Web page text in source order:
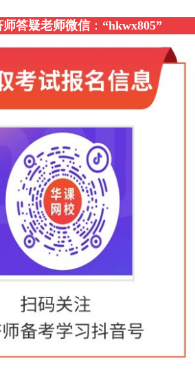
答疑老师微信： “hkwx805”